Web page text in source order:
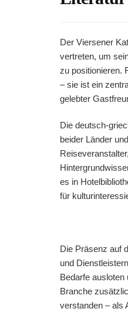
Der Viersener
vertreten, um
zu positionieren.
– sie ist ein
gelebter
Die deutsch-
beider Länder
es in
für
Die Präsenz auf
und
Bedarfe
Branche
verstanden – als